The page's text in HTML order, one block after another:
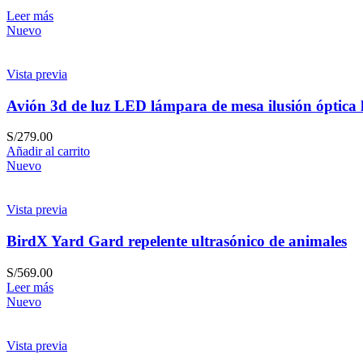
Leer más
Nuevo
Vista previa
Avión 3d de luz LED lámpara de mesa ilusión óptica
S/279.00
Añadir al carrito
Nuevo
Vista previa
BirdX Yard Gard repelente ultrasónico de animales
S/569.00
Leer más
Nuevo
Vista previa